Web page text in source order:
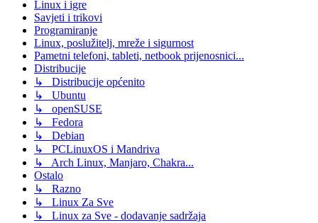
Linux i igre
Savjeti i trikovi
Programiranje
Linux, poslužitelj, mreže i sigurnost
Pametni telefoni, tableti, netbook prijenosnici...
Distribucije
↳ Distribucije općenito
↳ Ubuntu
↳ openSUSE
↳ Fedora
↳ Debian
↳ PCLinuxOS i Mandriva
↳ Arch Linux, Manjaro, Chakra...
Ostalo
↳ Razno
↳ Linux Za Sve
↳ Linux za Sve - dodavanje sadržaja